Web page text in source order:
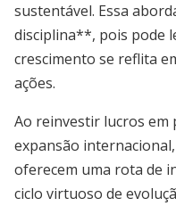
sustentável. Essa
disciplina**, pois pode
crescimento se reflita
ações.
Ao reinvestir lucros em
expansão
oferecem uma rota de
ciclo virtuoso de